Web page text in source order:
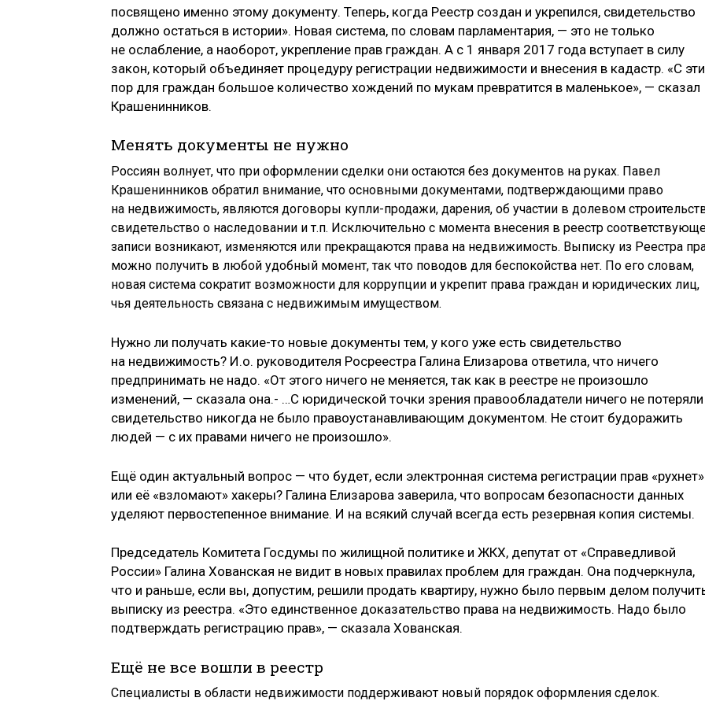
посвящено именно этому документу. Теперь, когда Реестр создан и укрепился, свидетельство
должно остаться в истории». Новая система, по словам парламентария, — это не только
не ослабление, а наоборот, укрепление прав граждан. А с 1 января 2017 года вступает в силу
закон, который объединяет процедуру регистрации недвижимости и внесения в кадастр. «С
пор для граждан большое количество хождений по мукам превратится в маленькое», — сказал
Крашенинников.
Менять документы не нужно
Россиян волнует, что при оформлении сделки они остаются без документов на руках. Павел
Крашенинников обратил внимание, что основными документами, подтверждающими право
на недвижимость, являются договоры купли-продажи, дарения, об участии в долевом
свидетельство о наследовании и т.п. Исключительно с момента внесения в реестр
записи возникают, изменяются или прекращаются права на недвижимость. Выписку из Реестра
можно получить в любой удобный момент, так что поводов для беспокойства нет. По его словам,
новая система сократит возможности для коррупции и укрепит права граждан и юридических лиц,
чья деятельность связана с недвижимым имуществом.
Нужно ли получать какие-то новые документы тем, у кого уже есть свидетельство
на недвижимость? И.о. руководителя Росреестра Галина Елизарова ответила, что ничего
предпринимать не надо. «От этого ничего не меняется, так как в реестре не произошло
изменений, — сказала она.- …С юридической точки зрения правообладатели ничего не
свидетельство никогда не было правоустанавливающим документом. Не стоит будоражить
людей — с их правами ничего не произошло».
Ещё один актуальный вопрос — что будет, если электронная система регистрации прав «рухнет»
или её «взломают» хакеры? Галина Елизарова заверила, что вопросам безопасности данных
уделяют первостепенное внимание. И на всякий случай всегда есть резервная копия системы.
Председатель Комитета Госдумы по жилищной политике и ЖКХ, депутат от «Справедливой
России» Галина Хованская не видит в новых правилах проблем для граждан. Она подчеркнула,
что и раньше, если вы, допустим, решили продать квартиру, нужно было первым делом
выписку из реестра. «Это единственное доказательство права на недвижимость. Надо было
подтверждать регистрацию прав», — сказала Хованская.
Ещё не все вошли в реестр
Специалисты в области недвижимости поддерживают новый порядок оформления сделок.